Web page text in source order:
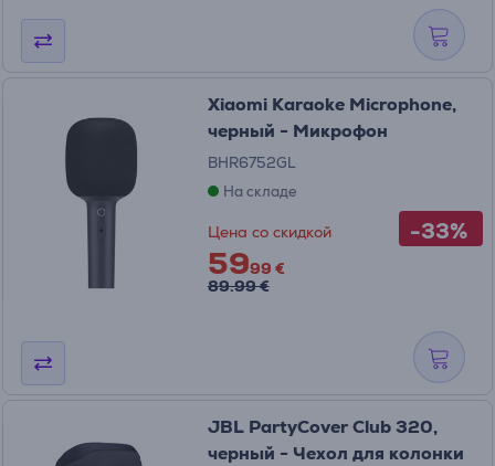
-33%
Xiaomi Karaoke Microphone,
черный - Микрофон
BHR6752GL
На складе
Цена со скидкой
5999 €
89.99 €
JBL PartyCover Club 320,
черный - Чехол для колонки